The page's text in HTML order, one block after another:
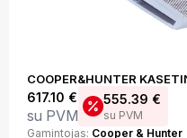
COOPER&HUNTER
617.10 €
su PVM
555.39 €
su PVM
Gamintojas: Cooper & Hunter